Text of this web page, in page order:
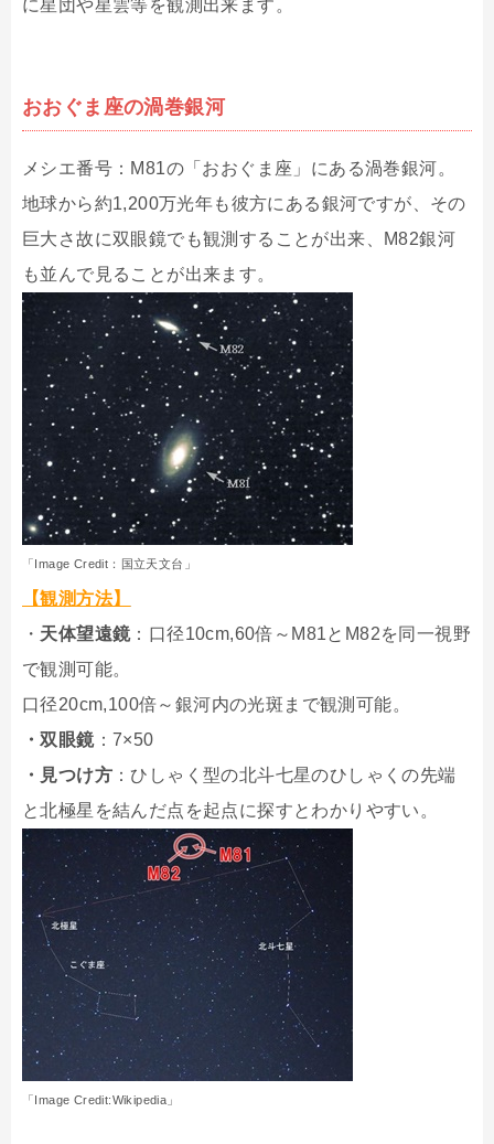
に星団や星雲等を観測出来ます。
おおぐま座の渦巻銀河
メシエ番号：M81の「おおぐま座」にある渦巻銀河。
地球から約1,200万光年も彼方にある銀河ですが、その
巨大さ故に双眼鏡でも観測することが出来、M82銀河
も並んで見ることが出来ます。
「Image Credit：国立天文台」
【観測方法】
・ 天体望遠鏡：口径10cm,60倍～M81とM82を同一視野
で観測可能。
口径20cm,100倍～銀河内の光斑まで観測可能。
・双眼鏡：7×50
・見つけ方 ：ひしゃく型の北斗七星のひしゃくの先端
と北極星を結んだ点を起点に探すとわかりやすい。
「Image Credit:Wikipedia」